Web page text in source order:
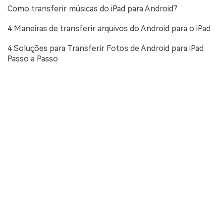
Como transferir músicas do iPad para Android?
4 Maneiras de transferir arquivos do Android para o iPad
4 Soluções para Transferir Fotos de Android para iPad
Passo a Passo